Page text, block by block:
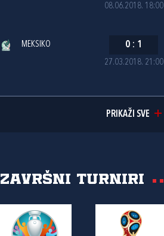
08.06.2018. 18:00
27.03.2018. 21:00
MEKSIKO 0 : 1
PRIKAŽI SVE
Završni turniri